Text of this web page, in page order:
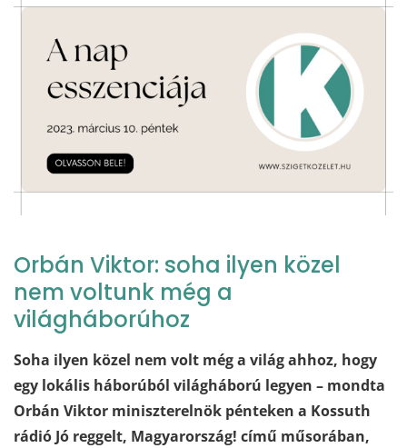
Orbán Viktor: soha ilyen közel
nem voltunk még a
világháborúhoz
Soha ilyen közel nem volt még a világ ahhoz, hogy
egy lokális háborúból világháború legyen – mondta
Orbán Viktor miniszterelnök pénteken a Kossuth
rádió Jó reggelt, Magyarország! című műsorában,